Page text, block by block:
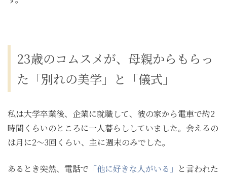
23歳のコムスメが、母親からもらっ
た「別れの美学」と「儀式」
私は大学卒業後、企業に就職して、彼の家から電車で約2
時間くらいのところに一人暮らししていました。会えるの
は月に2～3回くらい、主に週末のみでした。
あるとき突然、電話で 「他に好きな人がいる」 と言われた